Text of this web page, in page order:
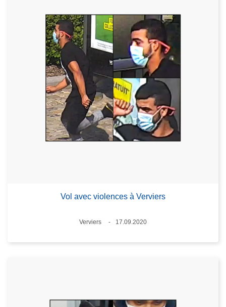
Vol avec violences à Verviers
Standort
Verviers
17.09.2020